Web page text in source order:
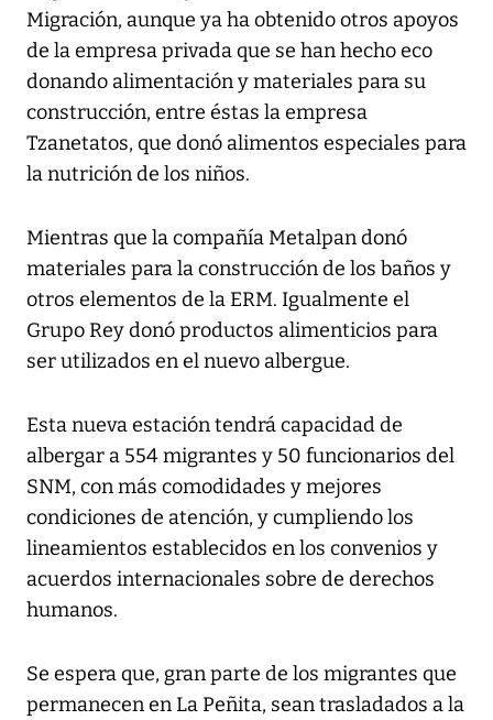
Migración, aunque ya ha obtenido otros apoyos
de la empresa privada que se han hecho eco
donando alimentación y materiales para su
construcción, entre éstas la empresa
Tzanetatos, que donó alimentos especiales para
la nutrición de los niños.
Mientras que la compañía Metalpan donó
materiales para la construcción de los baños y
otros elementos de la ERM. Igualmente el
Grupo Rey donó productos alimenticios para
ser utilizados en el nuevo albergue.
Esta nueva estación tendrá capacidad de
albergar a 554 migrantes y 50 funcionarios del
SNM, con más comodidades y mejores
condiciones de atención, y cumpliendo los
lineamientos establecidos en los convenios y
acuerdos internacionales sobre de derechos
humanos.
Se espera que, gran parte de los migrantes que
permanecen en La Peñita, sean trasladados a la